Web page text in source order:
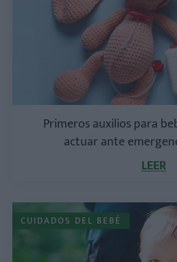
Primeros auxilios para
actuar ante
LEER
CUIDADOS DEL BEBÉ